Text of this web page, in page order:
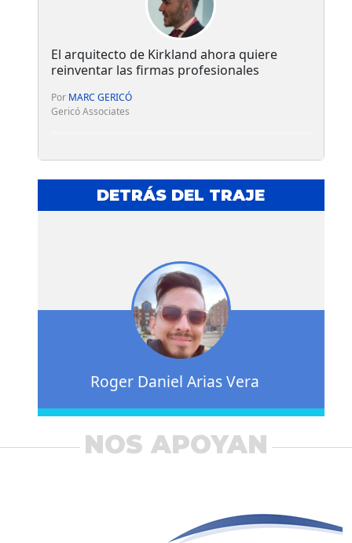
El arquitecto de Kirkland ahora quiere
reinventar las firmas profesionales
Por MARC GERICÓ
Gericó Associates
DETRÁS DEL TRAJE
Roger Daniel Arias Vera
NOS APOYAN